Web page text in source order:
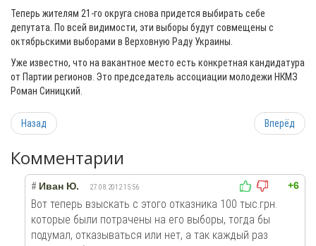
Теперь жителям 21-го округа снова придется выбирать себе
депутата. По всей видимости, эти выборы будут совмещены с
октябрьскими выборами в Верховную Раду Украины.
Уже известно, что на вакантное место есть конкретная кандидатура
от Партии регионов. Это председатель ассоциации молодежи НКМЗ
Роман Синицкий.
Назад Вперёд
Комментарии
+6
# Иван Ю. 27.08.2012 15:56
Вот теперь взыскать с этого отказника 100 тыс.грн.
которые были потрачены на его выборы, тогда бы
подумал, отказываться или нет, а так каждый раз